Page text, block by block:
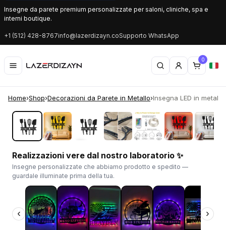
Insegne da parete premium personalizzate per saloni, cliniche, spa e
interni boutique.
+1 (512) 428-8767info@lazerdizayn.coSupporto WhatsApp
0
Home›Shop›Decorazioni da Parete in Metallo›Insegna LED in
‹ ›
Realizzazioni vere dal nostro laboratorio ✨
Insegne personalizzate che abbiamo prodotto e spedito —
guardale illuminate prima della tua.
‹ ›